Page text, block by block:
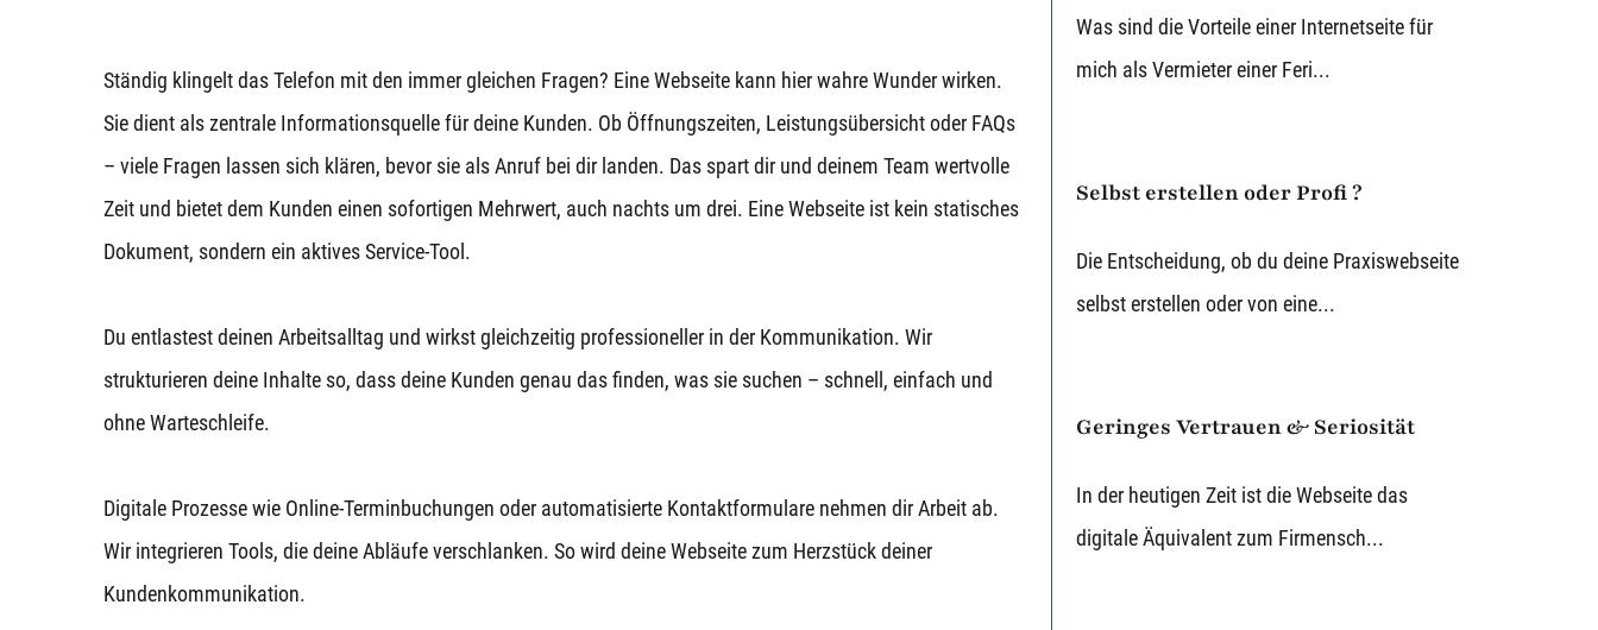
Ständig klingelt das Telefon mit den immer gleichen Fragen? Eine Webseite kann hier wahre Wunder wirken.
Sie dient als zentrale Informationsquelle für deine Kunden. Ob Öffnungszeiten, Leistungsübersicht oder FAQs
– viele Fragen lassen sich klären, bevor sie als Anruf bei dir landen. Das spart dir und deinem Team wertvolle
Zeit und bietet dem Kunden einen sofortigen Mehrwert, auch nachts um drei. Eine Webseite ist kein statisches
Dokument, sondern ein aktives Service-Tool.
Du entlastest deinen Arbeitsalltag und wirkst gleichzeitig professioneller in der Kommunikation. Wir
strukturieren deine Inhalte so, dass deine Kunden genau das finden, was sie suchen – schnell, einfach und
ohne Warteschleife.
Digitale Prozesse wie Online-Terminbuchungen oder automatisierte Kontaktformulare nehmen dir Arbeit ab.
Wir integrieren Tools, die deine Abläufe verschlanken. So wird deine Webseite zum Herzstück deiner
Kundenkommunikation.
Was sind die Vorteile einer Internetseite für
mich als Vermieter einer Feri...
Selbst erstellen oder Profi ?
Die Entscheidung, ob du deine Praxiswebseite
selbst erstellen oder von eine...
Geringes Vertrauen & Seriosität
In der heutigen Zeit ist die Webseite das
digitale Äquivalent zum Firmensch...